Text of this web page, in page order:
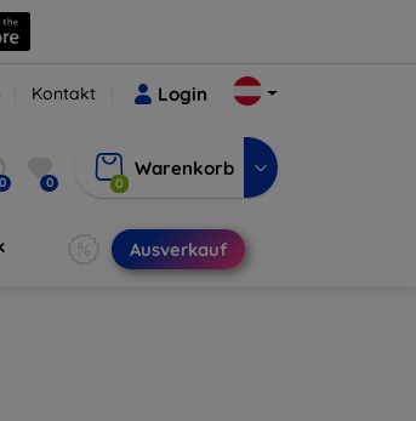
Kontakt Login
0 0 0
Warenkorb
Ausverkauf